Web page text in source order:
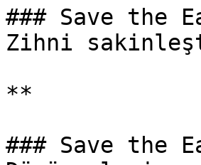
### Save the
Zihni
**
### Save the